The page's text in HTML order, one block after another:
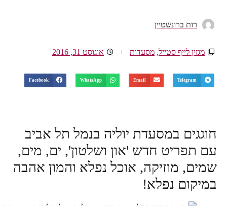
רות ברונשטיין
מגזין לייף סטייל,מסעדות אוגוסט 31, 2016
Telegram
Email
WhatsApp
Facebook
חוגגים במסעדת יוליה בנמל תל אביב
עם תפריט חדש 'און ושלטון', ים, מים,
שמים, מוזיקה, אוכל נפלא והמון אהבה
במיקום נפלא!